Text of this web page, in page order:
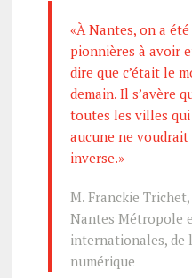
«À Nantes, on a
pionnières à avoir
dire que c’était le
demain. Il s’avère
toutes les villes
aucune ne
inverse.»
M. Franckie
Nantes Métropole
internationales, de
numérique